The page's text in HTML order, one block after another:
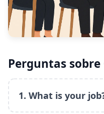
Perguntas
1. What is your